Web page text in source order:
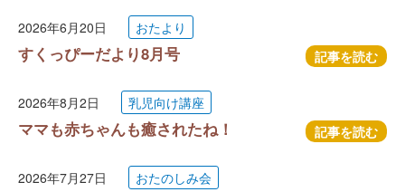
2026年6月20日 おたより
すくっぴーだより8月号 記事を読む
2026年8月2日 乳児向け講座
ママも赤ちゃんも癒されたね！ 記事を読む
2026年7月27日 おたのしみ会